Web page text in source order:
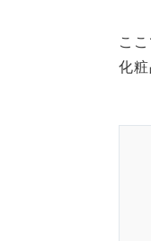
こ
化粧